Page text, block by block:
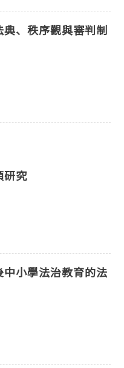
、秩序觀與審判制
研究
小學法治教育的法